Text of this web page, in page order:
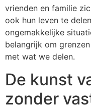
vrienden en familie
ook hun leven te
ongemakkelijke
belangrijk om
met wat we delen.
De kunst
zonder